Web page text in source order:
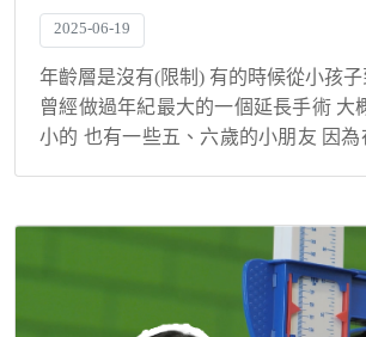
2025-06-19
年齡層是沒有(限制) 有的時候從小孩子
曾經做過年紀最大的一個延長手術 大
小的 也有一些五、六歲的小朋友 因為